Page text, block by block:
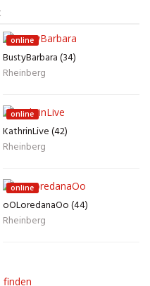
online
BustyBarbara (34)
Rheinberg
online
KathrinLive (42)
Rheinberg
online
oOLoredanaOo (44)
Rheinberg